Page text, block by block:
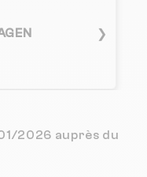
❯
Agen
2026 auprès du